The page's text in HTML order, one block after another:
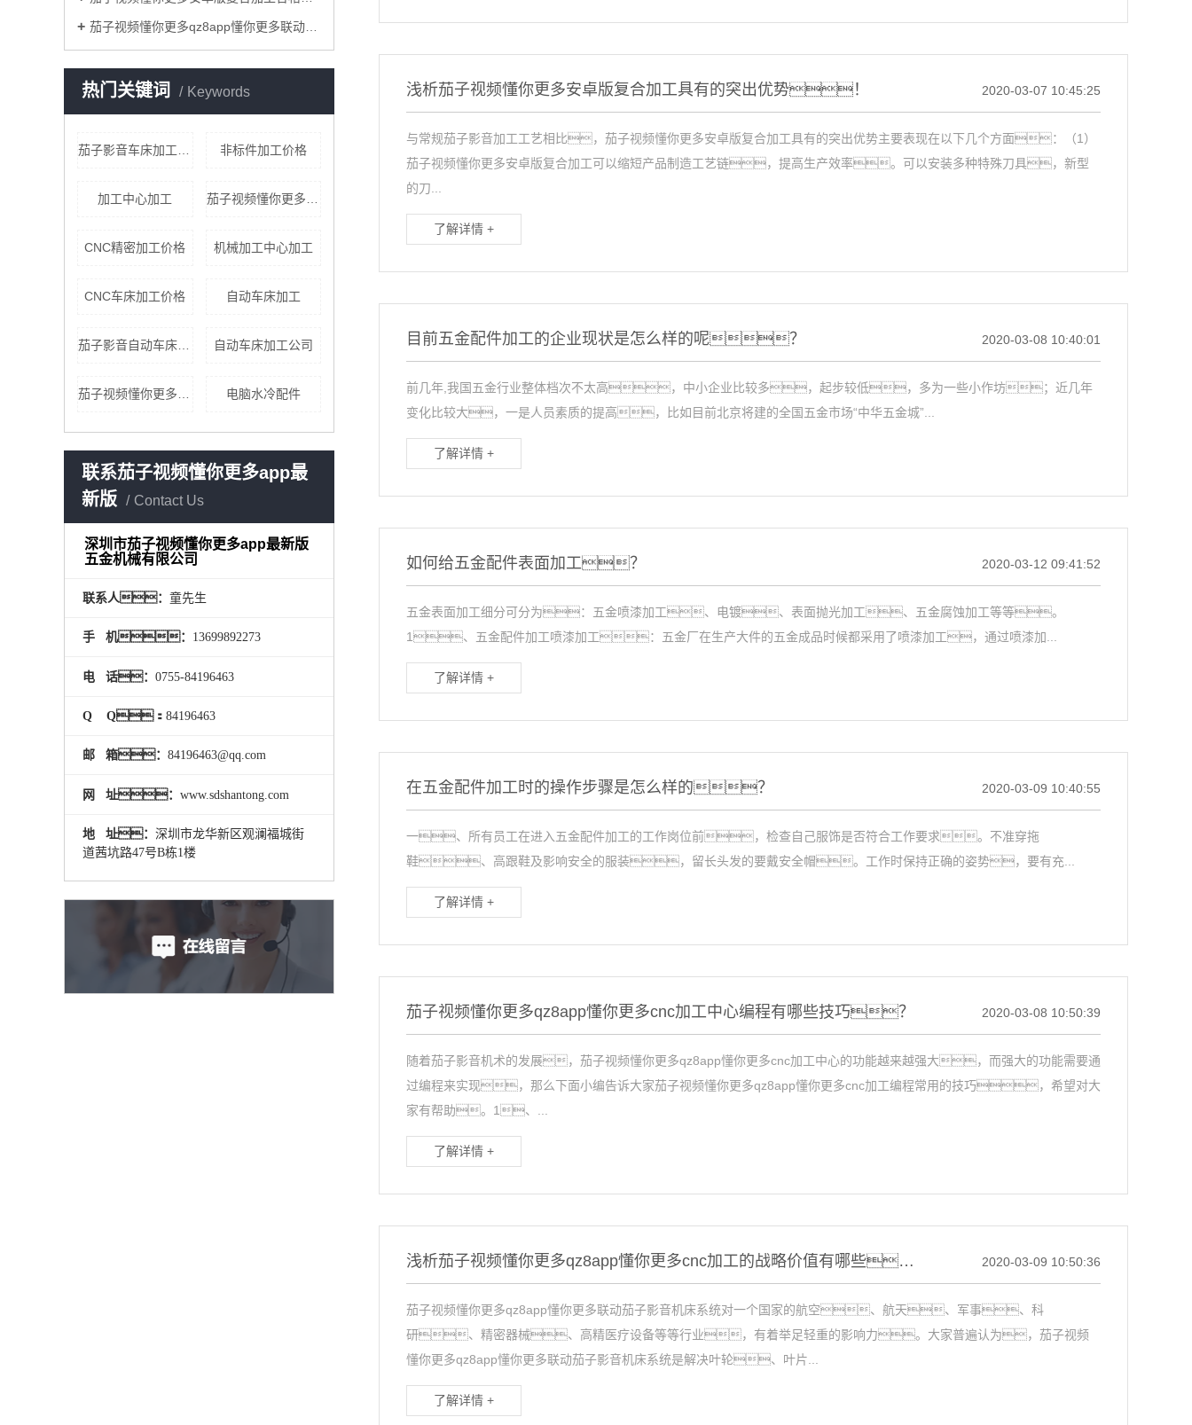
茄子视频懂你更多qz8app懂你更多联动茄子影音加工和一般的三轴联动茄子影音加工相比，优势有哪些？
热门关键词 Keywords
非标件加工价格
加工中心加工
CNC精密加工价格 机械加工中心加工
CNC车床加工价格 自动车床加工
自动车床加工公司
电脑水冷配件
联系茄子视频懂你更多app最
新版
Contact Us
深圳市茄子视频懂你更多app最新版
五金机械有限公司
联系人： 童先生
手 机： 13699892273
电 话： 0755-84196463
Q Q： 84196463
邮 箱： 84196463@qq.com
网 址： www.sdshantong.com
地 址： 深圳市龙华新区观澜福城街
道茜坑路47号B栋1楼
浅析茄子视频懂你更多安卓版复合加工具有的突出优势！ 2020-03-07 10:45:25
与常规茄子影音加工工艺相比，茄子视频懂你更多安卓版复合加工具有的突出优势主要表现在以下几个方面：（1）
茄子视频懂你更多安卓版复合加工可以缩短产品制造工艺链，提高生产效率。可以安装多种特殊刀具，新型
的刀...
了解详情 +
目前五金配件加工的企业现状是怎么样的呢？ 2020-03-08 10:40:01
前几年,我国五金行业整体档次不太高，中小企业比较多，起步较低，多为一些小作坊；近几年
变化比较大，一是人员素质的提高，比如目前北京将建的全国五金市场“中华五金城”...
了解详情 +
如何给五金配件表面加工？ 2020-03-12 09:41:52
五金表面加工细分可分为：五金喷漆加工、电镀、表面抛光加工、五金腐蚀加工等等。
1、五金配件加工喷漆加工：五金厂在生产大件的五金成品时候都采用了喷漆加工，通过喷漆加...
了解详情 +
在五金配件加工时的操作步骤是怎么样的？ 2020-03-09 10:40:55
一、所有员工在进入五金配件加工的工作岗位前，检查自己服饰是否符合工作要求。不准穿拖
鞋、高跟鞋及影响安全的服装，留长头发的要戴安全帽。工作时保持正确的姿势，要有充...
了解详情 +
茄子视频懂你更多qz8app懂你更多cnc加工中心编程有哪些技巧？ 2020-03-08 10:50:39
随着茄子影音机术的发展，茄子视频懂你更多qz8app懂你更多cnc加工中心的功能越来越强大，而强大的功能需要通
过编程来实现，那么下面小编告诉大家茄子视频懂你更多qz8app懂你更多cnc加工编程常用的技巧，希望对大
家有帮助。1、...
了解详情 +
浅析茄子视频懂你更多qz8app懂你更多cnc加工的战略价值有哪些？ 2020-03-09 10:50:36
茄子视频懂你更多qz8app懂你更多联动茄子影音机床系统对一个国家的航空、航天、军事、科
研、精密器械、高精医疗设备等等行业，有着举足轻重的影响力。大家普遍认为，茄子视频
懂你更多qz8app懂你更多联动茄子影音机床系统是解决叶轮、叶片...
了解详情 +